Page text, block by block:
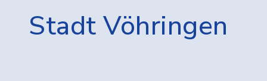
Stadt Vöhringen